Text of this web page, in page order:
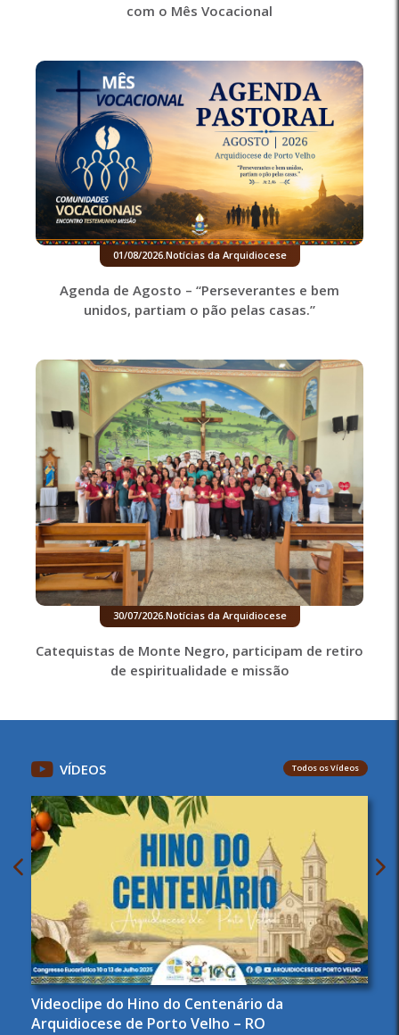
com o Mês Vocacional
01/08/2026. Notícias da Arquidiocese
Agenda de Agosto – “Perseverantes e bem
unidos, partiam o pão pelas casas.”
30/07/2026. Notícias da Arquidiocese
Catequistas de Monte Negro, participam de retiro
de espiritualidade e missão
VÍDEOS Todos os Vídeos
Videoclipe do Hino do Centenário da
Arquidiocese de Porto Velho – RO